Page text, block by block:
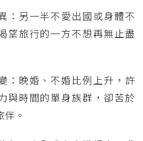
：另一半不愛出國或身體不
望旅行的一方不想再無止盡
：晚婚、不婚比例上升，許
與時間的單身族群，卻苦於
。